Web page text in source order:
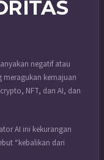
negatif atau
meragukan kemajuan
NFT, dan AI, dan
AI ini kekurangan
“kebalikan dari